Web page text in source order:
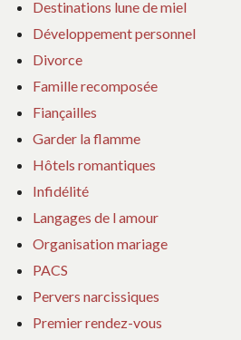
Destinations lune de miel
Développement personnel
Divorce
Famille recomposée
Fiançailles
Garder la flamme
Hôtels romantiques
Infidélité
Langages de l amour
Organisation mariage
PACS
Pervers narcissiques
Premier rendez-vous